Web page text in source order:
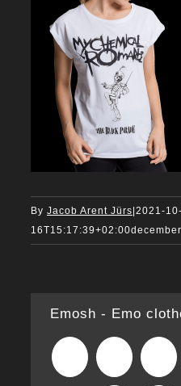
By Jacob Arent Jürs 2021-10-
16T15:17:39+02:00
Emosh - Emo
Facebook